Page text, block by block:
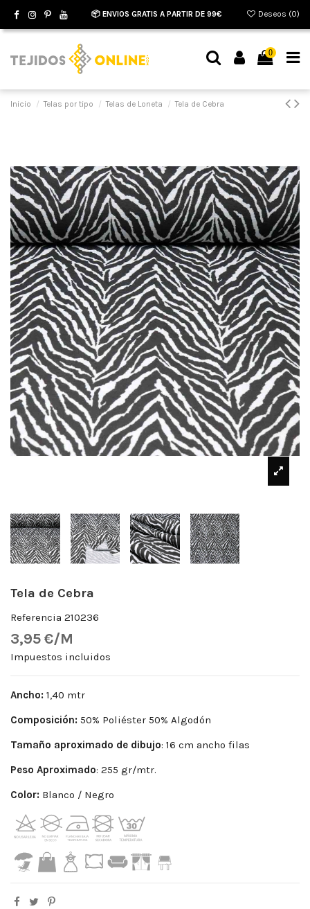
📦 ENVIOS GRATIS A PARTIR DE 99€ Deseos (0)
0
Inicio Telas por tipo Telas de Loneta Tela de Cebra
Tela de Cebra
Referencia 210236
3,95 €/M
Impuestos incluidos
Ancho: 1,40 mtr
Composición: 50% Poliéster 50% Algodón
Tamaño aproximado de dibujo: 16 cm ancho filas
Peso Aproximado: 255 gr/mtr.
Color: Blanco / Negro